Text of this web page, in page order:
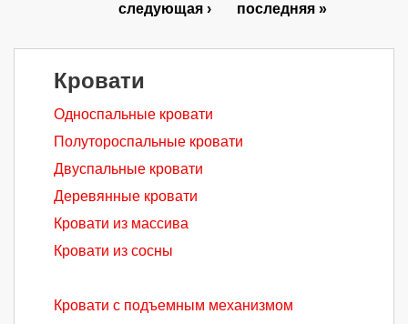
следующая ›
последняя »
Кровати
Односпальные кровати
Полутороспальные кровати
Двуспальные кровати
Деревянные кровати
Кровати из массива
Кровати из сосны
Кровати с подъемным механизмом